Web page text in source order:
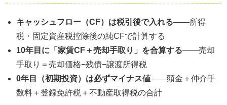
キャッシュフロー（CF）は税引後で入れる——所得
税・固定資産税控除後の純CFで計算する
10年目に「家賃CF＋売却手取り」を合算する——売却
手取り＝売却価格−残債−譲渡所得税
0年目（初期投資）は必ずマイナス値——頭金＋仲介手
数料＋登録免許税＋不動産取得税の合計